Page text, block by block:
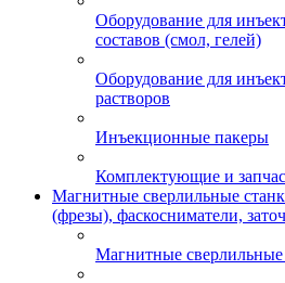
Оборудование для
составов (смол, гелей)
Оборудование для
растворов
Инъекционные пакеры
Комплектующие и
Магнитные сверлильные
(фрезы), фаскосниматели,
Магнитные сверлильные